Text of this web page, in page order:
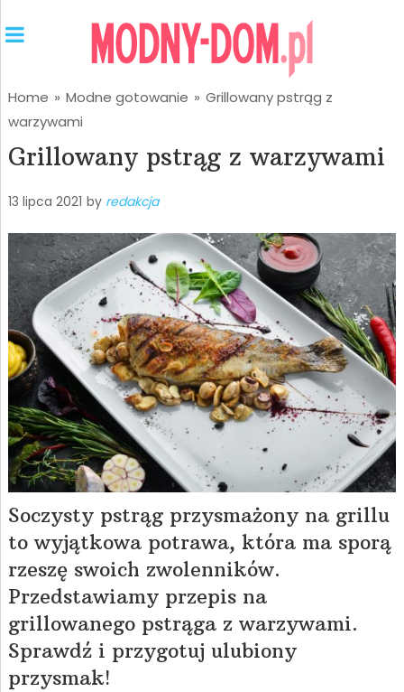
Home » Modne gotowanie » Grillowany pstrąg z
warzywami
Grillowany pstrąg z warzywami
13 lipca 2021 by redakcja
Soczysty pstrąg przysmażony na grillu
to wyjątkowa potrawa, która ma sporą
rzeszę swoich zwolenników.
Przedstawiamy przepis na
grillowanego pstrąga z warzywami.
Sprawdź i przygotuj ulubiony
przysmak!